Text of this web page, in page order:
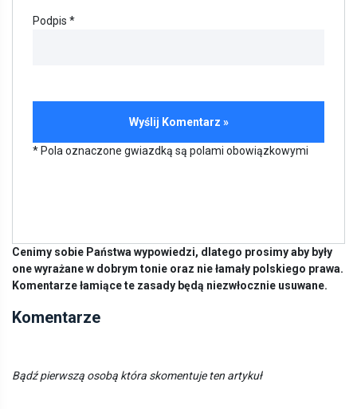
Podpis *
* Pola oznaczone gwiazdką są polami obowiązkowymi
Cenimy sobie Państwa wypowiedzi, dlatego prosimy aby były
one wyrażane w dobrym tonie oraz nie łamały polskiego prawa.
Komentarze łamiące te zasady będą niezwłocznie usuwane.
Komentarze
Bądź pierwszą osobą która skomentuje ten artykuł